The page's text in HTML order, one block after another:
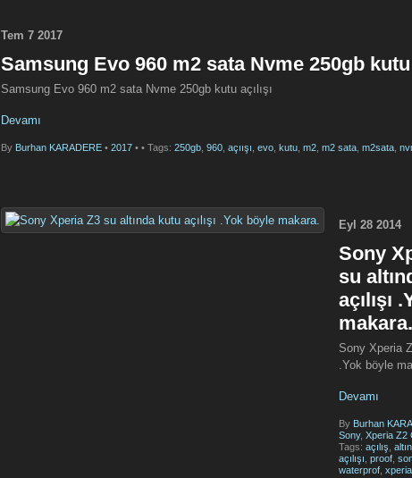
Tem 7 2017
Samsung Evo 960 m2 sata Nvme 250gb kutu
Samsung Evo 960 m2 sata Nvme 250gb kutu açılışı
Devamı
By Burhan KARADERE • 2017 • • Tags: 250gb 960 açıışı evo kutu m2 m2 sata m2sata
Eyl 28 2014
Sony
su
açılışı
makara.
Sony Xperia
.Yok böyle
Devamı
By Burhan
Sony, Xperia Z2
Tags: açılış
açılışı proof
waterprof xperia